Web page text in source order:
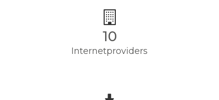
10
Internetproviders